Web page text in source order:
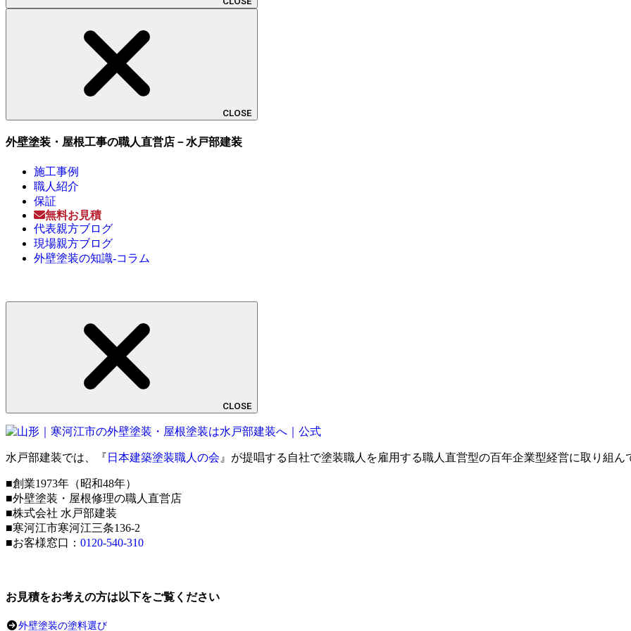
CLOSE
外壁塗装・屋根工事の職人直営店－水戸部建装
施工事例
職人紹介
保証
無料お見積
代表親方ブログ
現場親方ブログ
外壁塗装の知識-コラム
CLOSE
水戸部建装では、『 日本建築塗装職人の会 』が提唱する自社で塗装職人を雇用する職人直営型の百年企業型経営に取り組ん
■創業1973年（昭和48年）
■外壁塗装・屋根修理の職人直営店
■株式会社 水戸部建装
■寒河江市寒河江三条136-2
■お客様窓口： 0120-540-310
お見積をお考えの方は以下をご覧ください
外壁塗装の塗料選び